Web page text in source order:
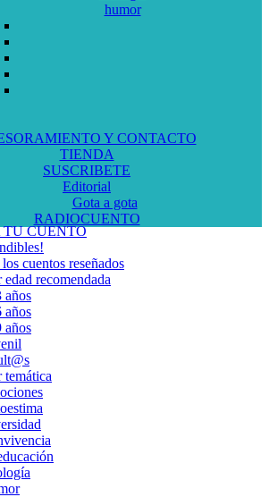
humor
Y CONTACTO
TIENDA
SUSCRIBETE
Editorial
Gota a gota
RADIOCUENTO
CUENTO
cuentos reseñados
edad recomendada
años
años
años
temática